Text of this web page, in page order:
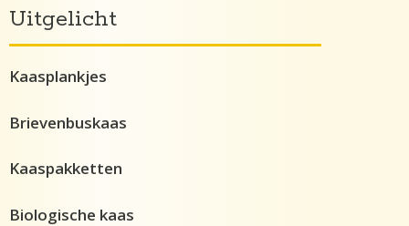
Uitgelicht
Kaasplankjes
Brievenbuskaas
Kaaspakketten
Biologische kaas